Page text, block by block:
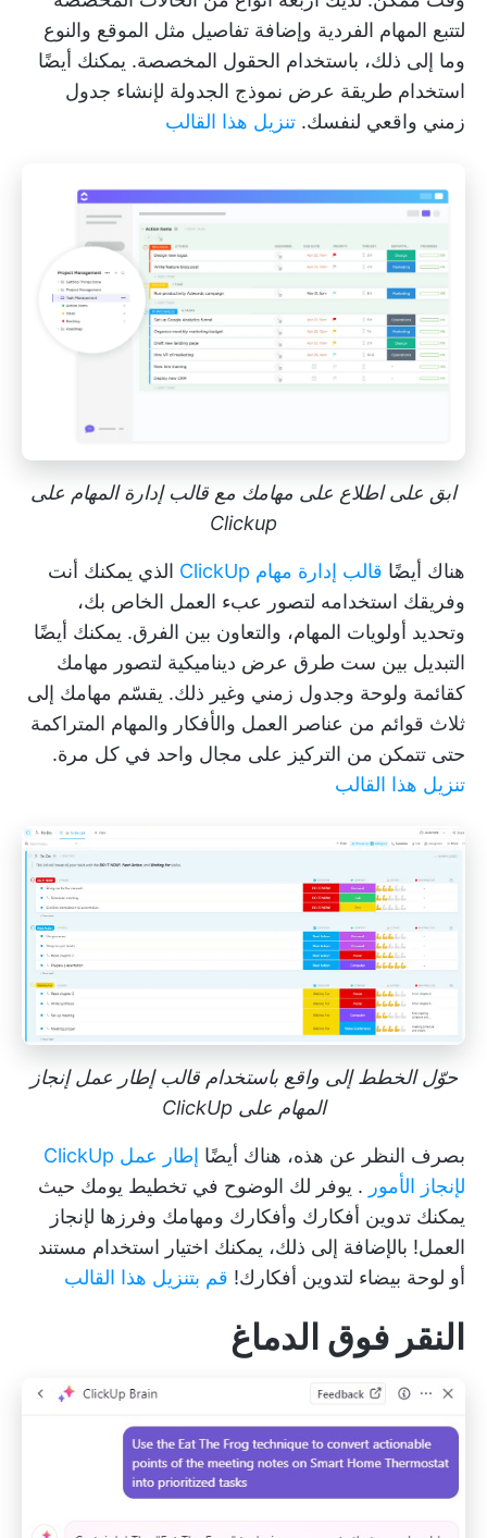
لتتبع المهام الفردية وإضافة تفاصيل مثل الموقع والنوع
وما إلى ذلك، باستخدام الحقول المخصصة. يمكنك أيضًا
استخدام طريقة عرض نموذج الجدولة لإنشاء جدول
زمني واقعي لنفسك. تنزيل هذا القالب
ابق على اطلاع على مهامك مع قالب إدارة المهام على
Clickup
هناك أيضًا قالب إدارة مهام ClickUp
الذي يمكنك أنت
وفريقك استخدامه لتصور عبء العمل الخاص بك،
وتحديد أولويات المهام، والتعاون بين الفرق. يمكنك أيضًا
التبديل بين ست طرق عرض ديناميكية لتصور مهامك
كقائمة ولوحة وجدول زمني وغير ذلك. يقسّم مهامك إلى
ثلاث قوائم من عناصر العمل والأفكار والمهام المتراكمة
حتى تتمكن من التركيز على مجال واحد في كل مرة.
تنزيل هذا القالب
حوّل الخطط إلى واقع باستخدام قالب إطار عمل إنجاز
المهام على ClickUp
بصرف النظر عن هذه، هناك أيضًا
إطار عمل ClickUp
لإنجاز الأمور . يوفر لك الوضوح في تخطيط يومك حيث
يمكنك تدوين أفكارك وأفكارك ومهامك وفرزها لإنجاز
العمل! بالإضافة إلى ذلك، يمكنك اختيار استخدام مستند
أو لوحة بيضاء لتدوين أفكارك! قم بتنزيل هذا القالب
النقر فوق الدماغ